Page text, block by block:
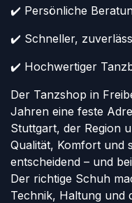
✔️ Persönliche
✔️ Schneller,
✔️ Hochwertiger
Der Tanzshop in
Jahren eine feste
Stuttgart, der Region
Qualität, Komfort und
entscheidend – und
Der richtige Schuh
Technik, Haltung und